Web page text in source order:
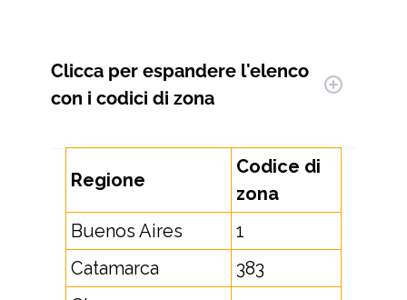
Clicca per espandere l'elenco
con i codici di zona
Regione
Codice di
zona
Buenos Aires
1
Catamarca
383